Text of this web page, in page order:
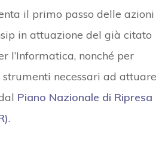
il primo passo delle azioni
in attuazione del già citato
l’Informatica, nonché per
necessari ad attuare
Piano Nazionale di Ripresa
.